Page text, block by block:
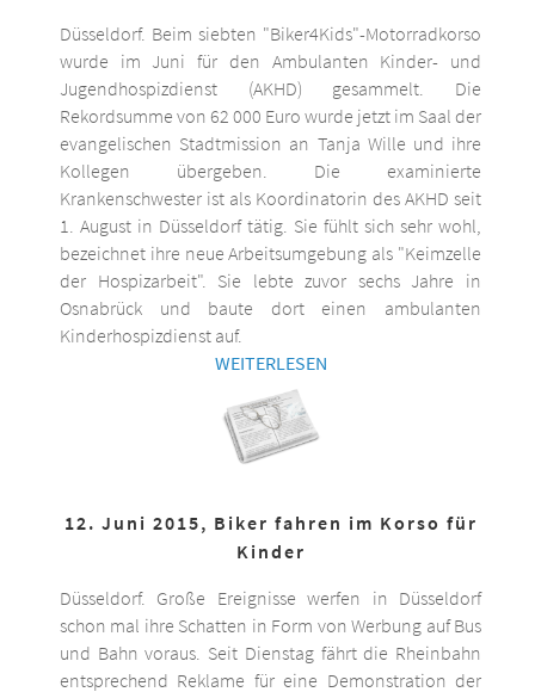
Düsseldorf. Beim siebten "Biker4Kids"-Motorradkorso
wurde im Juni für den Ambulanten Kinder- und
Jugendhospizdienst (AKHD) gesammelt. Die
Rekordsumme von 62 000 Euro wurde jetzt im Saal der
evangelischen Stadtmission an Tanja Wille und ihre
Kollegen übergeben. Die examinierte
Krankenschwester ist als Koordinatorin des AKHD seit
1. August in Düsseldorf tätig. Sie fühlt sich sehr wohl,
bezeichnet ihre neue Arbeitsumgebung als "Keimzelle
der Hospizarbeit". Sie lebte zuvor sechs Jahre in
Osnabrück und baute dort einen ambulanten
Kinderhospizdienst auf.
WEITERLESEN
12. Juni 2015, Biker fahren im Korso für
Kinder
Düsseldorf. Große Ereignisse werfen in Düsseldorf
schon mal ihre Schatten in Form von Werbung auf Bus
und Bahn voraus. Seit Dienstag fährt die Rheinbahn
entsprechend Reklame für eine Demonstration der